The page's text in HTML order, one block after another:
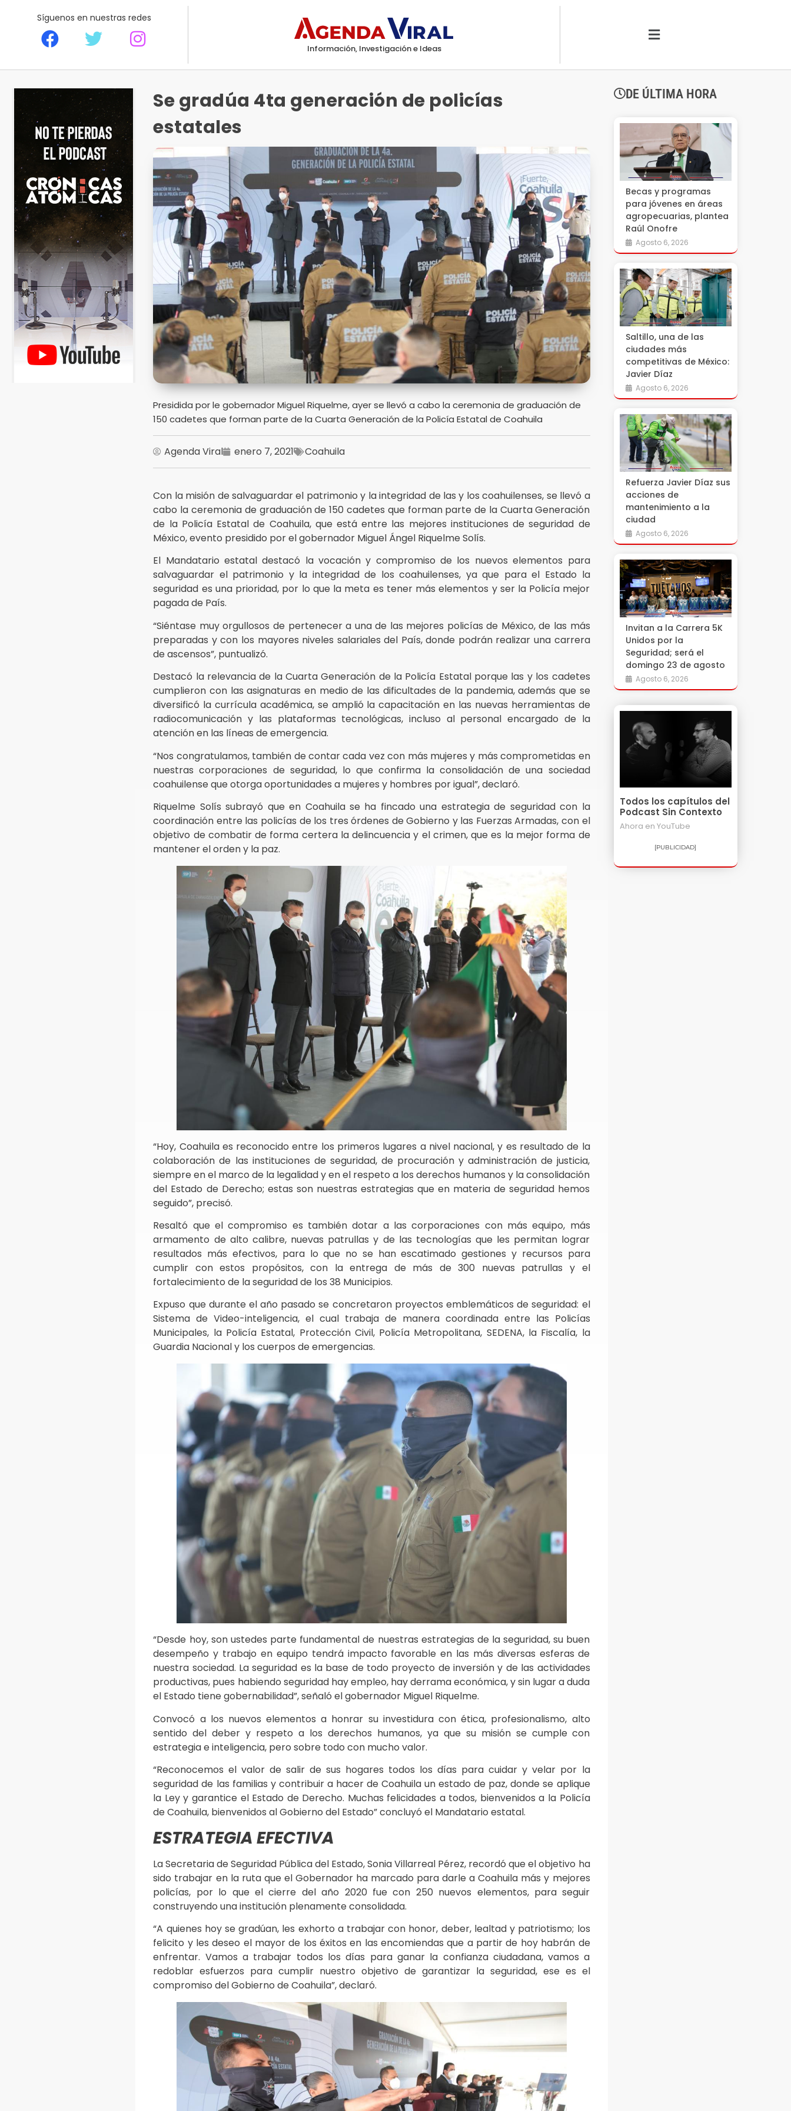
Síguenos en nuestras redes
Información, Investigación e Ideas
Se gradúa 4ta generación de policías
estatales
Presidida por le gobernador Miguel Riquelme, ayer se llevó a cabo la ceremonia de graduación de
150 cadetes que forman parte de la Cuarta Generación de la Policía Estatal de Coahuila
Agenda Viral enero 7, 2021 Coahuila
Con la misión de salvaguardar el patrimonio y la integridad de las y los coahuilenses, se llevó a
cabo la ceremonia de graduación de 150 cadetes que forman parte de la Cuarta Generación
de la Policía Estatal de Coahuila, que está entre las mejores instituciones de seguridad de
México, evento presidido por el gobernador Miguel Ángel Riquelme Solís.
El Mandatario estatal destacó la vocación y compromiso de los nuevos elementos para
salvaguardar el patrimonio y la integridad de los coahuilenses, ya que para el Estado la
seguridad es una prioridad, por lo que la meta es tener más elementos y ser la Policía mejor
pagada de País.
“Siéntase muy orgullosos de pertenecer a una de las mejores policías de México, de las más
preparadas y con los mayores niveles salariales del País, donde podrán realizar una carrera
de ascensos”, puntualizó.
Destacó la relevancia de la Cuarta Generación de la Policía Estatal porque las y los cadetes
cumplieron con las asignaturas en medio de las dificultades de la pandemia, además que se
diversificó la currícula académica, se amplió la capacitación en las nuevas herramientas de
radiocomunicación y las plataformas tecnológicas, incluso al personal encargado de la
atención en las líneas de emergencia.
“Nos congratulamos, también de contar cada vez con más mujeres y más comprometidas en
nuestras corporaciones de seguridad, lo que confirma la consolidación de una sociedad
coahuilense que otorga oportunidades a mujeres y hombres por igual”, declaró.
Riquelme Solís subrayó que en Coahuila se ha fincado una estrategia de seguridad con la
coordinación entre las policías de los tres órdenes de Gobierno y las Fuerzas Armadas, con el
objetivo de combatir de forma certera la delincuencia y el crimen, que es la mejor forma de
mantener el orden y la paz.
“Hoy, Coahuila es reconocido entre los primeros lugares a nivel nacional, y es resultado de la
colaboración de las instituciones de seguridad, de procuración y administración de justicia,
siempre en el marco de la legalidad y en el respeto a los derechos humanos y la consolidación
del Estado de Derecho; estas son nuestras estrategias que en materia de seguridad hemos
seguido”, precisó.
Resaltó que el compromiso es también dotar a las corporaciones con más equipo, más
armamento de alto calibre, nuevas patrullas y de las tecnologías que les permitan lograr
resultados más efectivos, para lo que no se han escatimado gestiones y recursos para
cumplir con estos propósitos, con la entrega de más de 300 nuevas patrullas y el
fortalecimiento de la seguridad de los 38 Municipios.
Expuso que durante el año pasado se concretaron proyectos emblemáticos de seguridad: el
Sistema de Video-inteligencia, el cual trabaja de manera coordinada entre las Policías
Municipales, la Policía Estatal, Protección Civil, Policía Metropolitana, SEDENA, la Fiscalía, la
Guardia Nacional y los cuerpos de emergencias.
“Desde hoy, son ustedes parte fundamental de nuestras estrategias de la seguridad, su buen
desempeño y trabajo en equipo tendrá impacto favorable en las más diversas esferas de
nuestra sociedad. La seguridad es la base de todo proyecto de inversión y de las actividades
productivas, pues habiendo seguridad hay empleo, hay derrama económica, y sin lugar a duda
el Estado tiene gobernabilidad”, señaló el gobernador Miguel Riquelme.
Convocó a los nuevos elementos a honrar su investidura con ética, profesionalismo, alto
sentido del deber y respeto a los derechos humanos, ya que su misión se cumple con
estrategia e inteligencia, pero sobre todo con mucho valor.
“Reconocemos el valor de salir de sus hogares todos los días para cuidar y velar por la
seguridad de las familias y contribuir a hacer de Coahuila un estado de paz, donde se aplique
la Ley y garantice el Estado de Derecho. Muchas felicidades a todos, bienvenidos a la Policía
de Coahuila, bienvenidos al Gobierno del Estado” concluyó el Mandatario estatal.
ESTRATEGIA EFECTIVA
La Secretaria de Seguridad Pública del Estado, Sonia Villarreal Pérez, recordó que el objetivo ha
sido trabajar en la ruta que el Gobernador ha marcado para darle a Coahuila más y mejores
policías, por lo que el cierre del año 2020 fue con 250 nuevos elementos, para seguir
construyendo una institución plenamente consolidada.
“A quienes hoy se gradúan, les exhorto a trabajar con honor, deber, lealtad y patriotismo; los
felicito y les deseo el mayor de los éxitos en las encomiendas que a partir de hoy habrán de
enfrentar. Vamos a trabajar todos los días para ganar la confianza ciudadana, vamos a
redoblar esfuerzos para cumplir nuestro objetivo de garantizar la seguridad, ese es el
compromiso del Gobierno de Coahuila”, declaró.
DE ÚLTIMA HORA
Becas y programas
para jóvenes en áreas
agropecuarias, plantea
Raúl Onofre
Agosto 6, 2026
Saltillo, una de las
ciudades más
competitivas de México:
Javier Díaz
Agosto 6, 2026
Refuerza Javier Díaz sus
acciones de
mantenimiento a la
ciudad
Agosto 6, 2026
Invitan a la Carrera 5K
Unidos por la
Seguridad; será el
domingo 23 de agosto
Agosto 6, 2026
Todos los capítulos del
Podcast Sin Contexto
Ahora en YouTube
[PUBLICIDAD]